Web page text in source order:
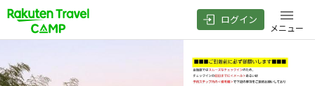
ログイン
メニュー